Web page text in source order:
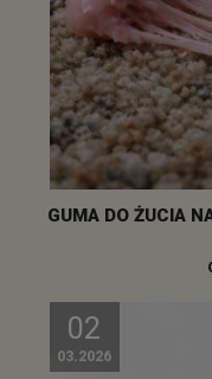
GUMA DO ŻUCIA
02
03.2026